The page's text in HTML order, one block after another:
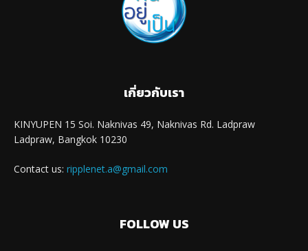
เกี่ยวกับเรา
KINYUPEN 15 Soi. Naknivas 49, Naknivas Rd. Ladpraw
Ladpraw, Bangkok 10230
Contact us: ripplenet.a@gmail.com
FOLLOW US